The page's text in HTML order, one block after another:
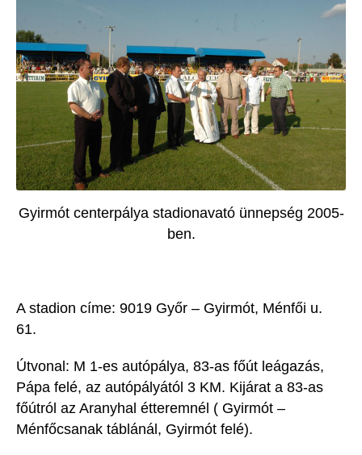
Gyirmót centerpálya stadionavató ünnepség 2005-
ben.
A stadion címe: 9019 Győr – Gyirmót, Ménfői u.
61.
Útvonal: M 1-es autópálya, 83-as főút leágazás,
Pápa felé, az autópályától 3 KM. Kijárat a 83-as
főútról az Aranyhal étteremnél ( Gyirmót –
Ménfőcsanak táblánál, Gyirmót felé).